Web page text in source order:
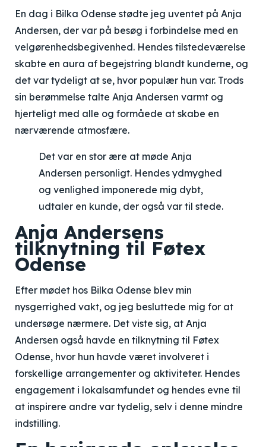
En dag i Bilka Odense stødte jeg uventet på Anja
Andersen, der var på besøg i forbindelse med en
velgørenhedsbegivenhed. Hendes tilstedeværelse
skabte en aura af begejstring blandt kunderne, og
det var tydeligt at se, hvor populær hun var. Trods
sin berømmelse talte Anja Andersen varmt og
hjerteligt med alle og formåede at skabe en
nærværende atmosfære.
Det var en stor ære at møde Anja
Andersen personligt. Hendes ydmyghed
og venlighed imponerede mig dybt,
udtaler en kunde, der også var til stede.
Anja Andersens
tilknytning til Føtex
Odense
Efter mødet hos Bilka Odense blev min
nysgerrighed vakt, og jeg besluttede mig for at
undersøge nærmere. Det viste sig, at Anja
Andersen også havde en tilknytning til Føtex
Odense, hvor hun havde været involveret i
forskellige arrangementer og aktiviteter. Hendes
engagement i lokalsamfundet og hendes evne til
at inspirere andre var tydelig, selv i denne mindre
indstilling.